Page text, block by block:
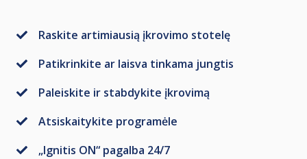
Raskite artimiausią įkrovimo stotelę
Patikrinkite ar laisva tinkama jungtis
Paleiskite ir stabdykite įkrovimą
Atsiskaitykite programėle
„Ignitis ON“ pagalba 24/7